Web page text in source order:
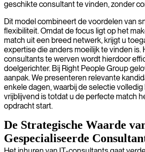
geschikte consultant te vinden, zonder
Dit model combineert de voordelen van
flexibiliteit. Omdat de focus ligt op het
match uit een breed netwerk, krijgt u
expertise die anders moeilijk te vinden is.
consultants te werven wordt hierdoor
doelgerichter. Bij Right People Group
aanpak. We presenteren relevante
enkele dagen, waarbij de selectie
vrijblijvend is totdat u de perfecte match
opdracht start.
De Strategische Waarde
Gespecialiseerde